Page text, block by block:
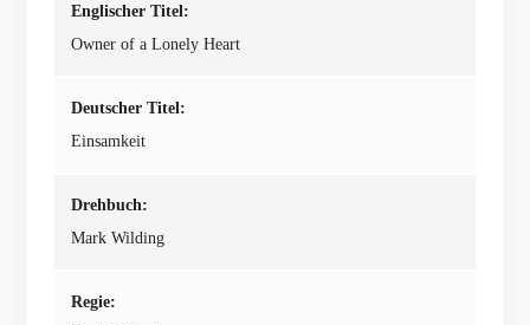
Englischer Titel:
Owner of a Lonely Heart
Deutscher Titel:
Einsamkeit
Drehbuch:
Mark Wilding
Regie: